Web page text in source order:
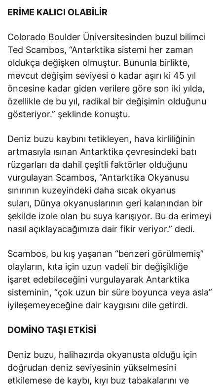
ERİME KALICI OLABİLİR
Colorado Boulder Üniversitesinden buzul bilimci
Ted Scambos, “Antarktika sistemi her zaman
oldukça değişken olmuştur. Bununla birlikte,
mevcut değişim seviyesi o kadar aşırı ki 45 yıl
öncesine kadar giden verilere göre son iki yılda,
özellikle de bu yıl, radikal bir değişimin olduğunu
gösteriyor.” şeklinde konuştu.
Deniz buzu kaybını tetikleyen, hava kirliliğinin
artmasıyla ısınan Antarktika çevresindeki batı
rüzgarları da dahil çeşitli faktörler olduğunu
vurgulayan Scambos, “Antarktika Okyanusu
sınırının kuzeyindeki daha sıcak okyanus
suları, Dünya okyanuslarının geri kalanından bir
şekilde izole olan bu suya karışıyor. Bu da erimeyi
nasıl açıklayacağımıza dair fikir veriyor.” dedi.
Scambos, bu kış yaşanan “benzeri görülmemiş”
olayların, kıta için uzun vadeli bir değişikliğe
işaret edebileceğini vurgulayarak Antarktika
sisteminin, “çok uzun bir süre boyunca veya asla”
iyileşemeyeceğine dair kaygısını dile getirdi.
DOMİNO TAŞI ETKİSİ
Deniz buzu, halihazırda okyanusta olduğu için
doğrudan deniz seviyesinin yükselmesini
etkilemese de kaybı, kıyı buz tabakalarını ve